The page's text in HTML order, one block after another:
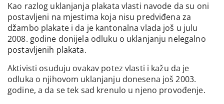
Kao razlog uklanjanja plakata vlasti navode da su oni
postavljeni na mjestima koja nisu predviđena za
džambo plakate i da je kantonalna vlada još u julu
2008. godine donijela odluku o uklanjanju nelegalno
postavljenih plakata.
Aktivisti osuđuju ovakav potez vlasti i kažu da je
odluka o njihovom uklanjanju donesena još 2003.
godine, a da se tek sad krenulo u njeno provođenje.